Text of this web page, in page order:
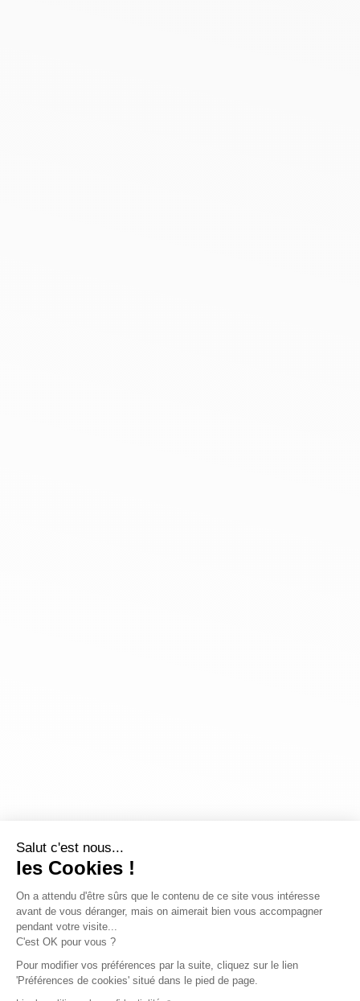
Salut c'est nous...
les Cookies !
On a attendu d'être sûrs que le contenu de ce site vous intéresse
avant de vous déranger, mais on aimerait bien vous accompagner
pendant votre visite...
C'est OK pour vous ?
Pour modifier vos préférences par la suite, cliquez sur le lien
'Préférences de cookies' situé dans le pied de page.